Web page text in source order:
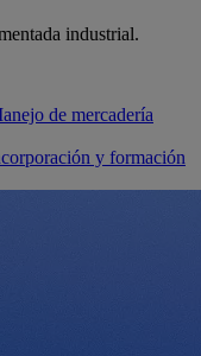
industrial.
de mercadería
y formación